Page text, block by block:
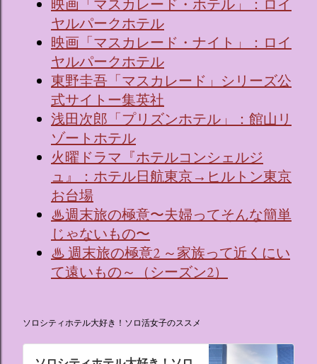
映画「マスカレード・ホテル」：ロイ
ヤルパークホテル
映画「マスカレード・ナイト」：ロイ
ヤルパークホテル
東野圭吾「マスカレード」シリーズ公
式サイトー集英社
浅田次郎「プリズンホテル」：館山リ
ゾートホテル
火曜ドラマ『ホテルコンシェルジ
ュ』：ホテル日航東京→ヒルトン東京
お台場
♨週末旅の極意〜夫婦ってそんな簡単
じゃないもの〜
♨ 週末旅の極意2 ～家族って近くにい
て遠いもの～（シーズン2）
ソロシティホテル大好き！ソロ活女子のススメ